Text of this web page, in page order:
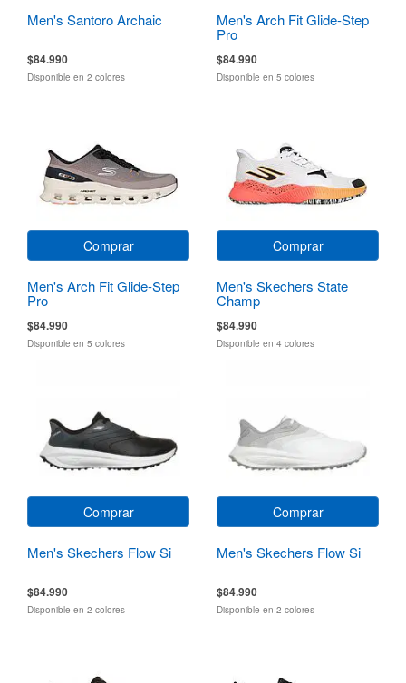
Men's Santoro Archaic
$84.990
Disponible en 2 colores
Men's Arch Fit Glide-Step
Pro
$84.990
Disponible en 5 colores
Comprar
Men's Arch Fit Glide-Step
Pro
$84.990
Disponible en 5 colores
Comprar
Men's Skechers State
Champ
$84.990
Disponible en 4 colores
Comprar
Men's Skechers Flow Si
$84.990
Disponible en 2 colores
Comprar
Men's Skechers Flow Si
$84.990
Disponible en 2 colores